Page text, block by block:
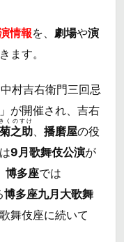
情報を、 劇場や演
ます。
村吉右衛門三回忌
」が開催され、吉右
之助
くのすけ
、 播磨屋の役
9月歌舞伎公演が
博多座では
博多座九月大歌舞
舞伎座に続いて